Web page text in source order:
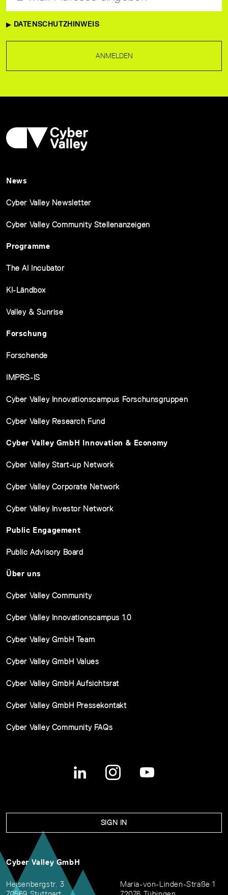
DATENSCHUTZHINWEIS
ANMELDEN
News
Cyber Valley Newsletter
Cyber Valley Community Stellenanzeigen
Programme
The AI Incubator
KI-Ländbox
Valley & Sunrise
Forschung
Forschende
IMPRS-IS
Cyber Valley Innovationscampus Forschunsgruppen
Cyber Valley Research Fund
Cyber Valley GmbH Innovation & Economy
Cyber Valley Start-up Network
Cyber Valley Corporate Network
Cyber Valley Investor Network
Public Engagement
Public Advisory Board
Über uns
Cyber Valley Community
Cyber Valley Innovationscampus 1.0
Cyber Valley GmbH Team
Cyber Valley GmbH Values
Cyber Valley GmbH Aufsichtsrat
Cyber Valley GmbH Pressekontakt
Cyber Valley Community FAQs
SIGN IN
Cyber Valley GmbH
Heisenbergstr. 3
Maria-von-Linden-Straße 1